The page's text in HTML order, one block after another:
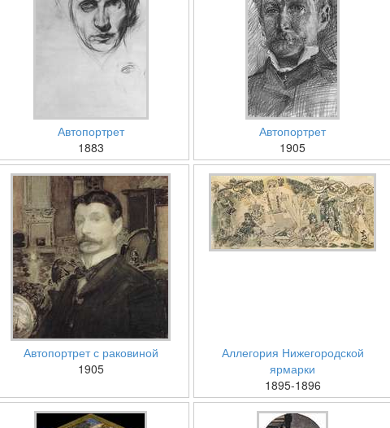
Автопортрет
1883
Автопортрет
1905
Автопортрет с раковиной
1905
Аллегория Нижегородской
ярмарки
1895-1896